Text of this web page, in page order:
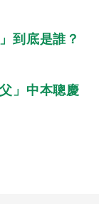
到底是誰？
」中本聰慶